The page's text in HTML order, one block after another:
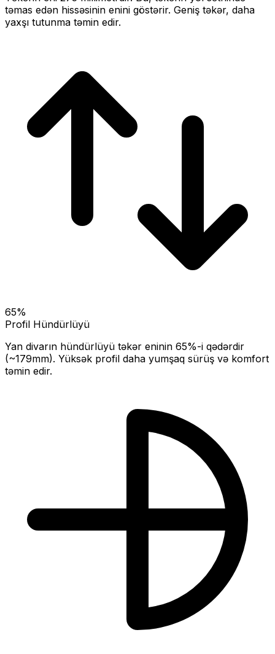
təmas edən hissəsinin enini göstərir. Geniş təkər, daha
yaxşı tutunma təmin edir.
65%
Profil Hündürlüyü
Yan divarın hündürlüyü təkər eninin 65%-i qədərdir
(~179mm). Yüksək profil daha yumşaq sürüş və komfort
təmin edir.